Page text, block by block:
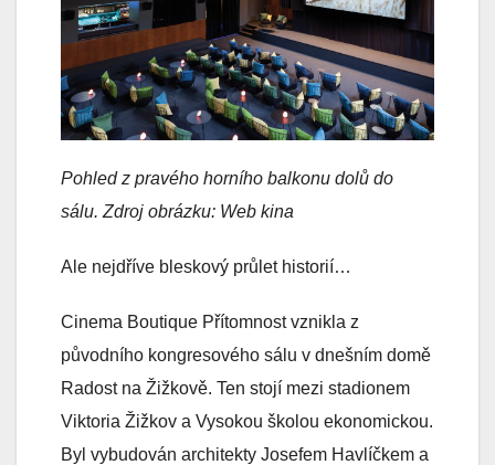
Pohled z pravého horního balkonu dolů do
sálu. Zdroj obrázku: Web kina
Ale nejdříve bleskový průlet historií…
Cinema Boutique Přítomnost vznikla z
původního kongresového sálu v dnešním domě
Radost na Žižkově. Ten stojí mezi stadionem
Viktoria Žižkov a Vysokou školou ekonomickou.
Byl vybudován architekty Josefem Havlíčkem a